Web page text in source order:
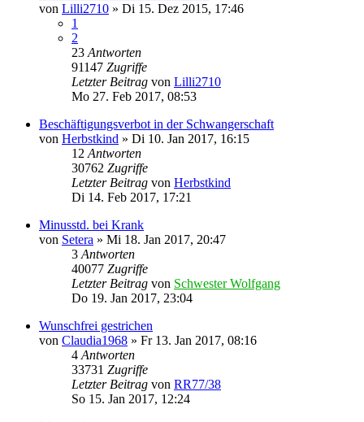
von Lilli2710 » Di 15. Dez 2015, 17:46
1
2
23 Antworten
91147 Zugriffe
Letzter Beitrag von Lilli2710
Mo 27. Feb 2017, 08:53
Beschäftigungsverbot in der Schwangerschaft
von Herbstkind » Di 10. Jan 2017, 16:15
12 Antworten
30762 Zugriffe
Letzter Beitrag von Herbstkind
Di 14. Feb 2017, 17:21
Minusstd. bei Krank
von Setera » Mi 18. Jan 2017, 20:47
3 Antworten
40077 Zugriffe
Letzter Beitrag von Schwester Wolfgang
Do 19. Jan 2017, 23:04
Wunschfrei gestrichen
von Claudia1968 » Fr 13. Jan 2017, 08:16
4 Antworten
33731 Zugriffe
Letzter Beitrag von RR77/38
So 15. Jan 2017, 12:24